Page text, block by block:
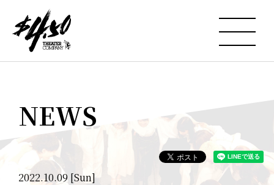
NEWS
2022.10.09 [Sun]